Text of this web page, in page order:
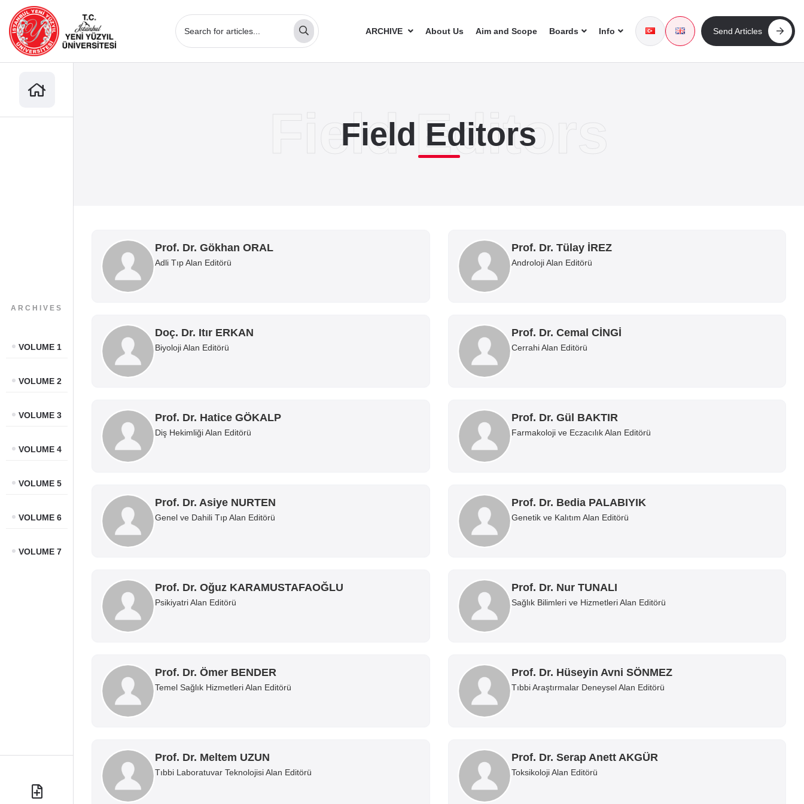
ARCHIVE About Us Aim and Scope Boards Info Send Articles
ARCHIVES
VOLUME 1
VOLUME 2
VOLUME 3
VOLUME 4
VOLUME 5
VOLUME 6
VOLUME 7
Field Editors
Prof. Dr. Gökhan ORAL
Adli Tıp Alan Editörü
Prof. Dr. Tülay İREZ
Androloji Alan Editörü
Doç. Dr. Itır ERKAN
Biyoloji Alan Editörü
Prof. Dr. Cemal CİNGİ
Cerrahi Alan Editörü
Prof. Dr. Hatice GÖKALP
Diş Hekimliği Alan Editörü
Prof. Dr. Gül BAKTIR
Farmakoloji ve Eczacılık Alan Editörü
Prof. Dr. Asiye NURTEN
Genel ve Dahili Tıp Alan Editörü
Prof. Dr. Bedia PALABIYIK
Genetik ve Kalıtım Alan Editörü
Prof. Dr. Oğuz KARAMUSTAFAOĞLU
Psikiyatri Alan Editörü
Prof. Dr. Nur TUNALI
Sağlık Bilimleri ve Hizmetleri Alan Editörü
Prof. Dr. Ömer BENDER
Temel Sağlık Hizmetleri Alan Editörü
Prof. Dr. Hüseyin Avni SÖNMEZ
Tıbbi Araştırmalar Deneysel Alan Editörü
Prof. Dr. Meltem UZUN
Tıbbi Laboratuvar Teknolojisi Alan Editörü
Prof. Dr. Serap Anett AKGÜR
Toksikoloji Alan Editörü